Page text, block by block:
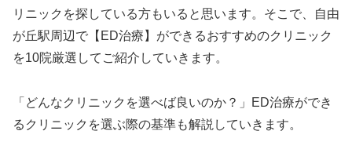
リニックを探している方もいると思います。そこで、自由
が丘駅周辺で【ED治療】ができるおすすめのクリニック
を10院厳選してご紹介していきます。
「どんなクリニックを選べば良いのか？」ED治療ができ
るクリニックを選ぶ際の基準も解説していきます。